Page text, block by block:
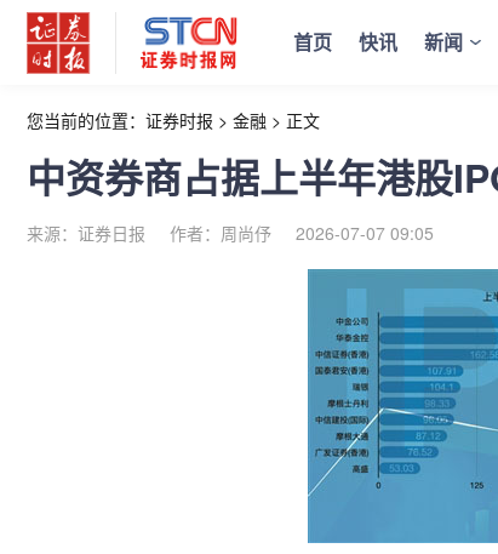
首页 快讯 新闻
您当前的位置： 证券时报 > 金融 > 正文
中资券商占据上半年港股
来源：证券日报 作者：周尚伃 2026-07-07 09:05